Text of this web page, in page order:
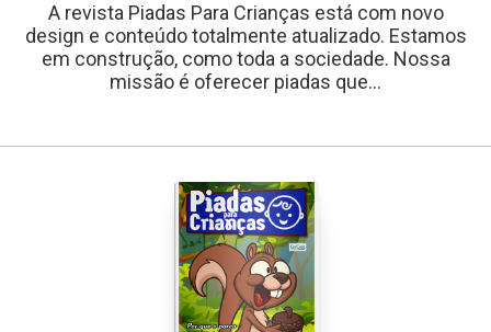
A revista Piadas Para Crianças está com novo
design e conteúdo totalmente atualizado. Estamos
em construção, como toda a sociedade. Nossa
missão é oferecer piadas que...